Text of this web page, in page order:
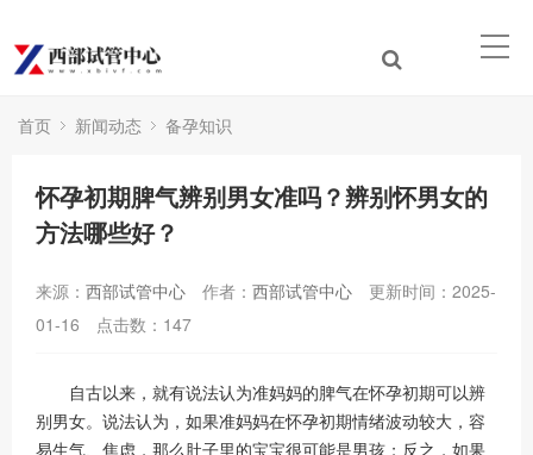
首页 新闻动态 备孕知识
怀孕初期脾气辨别男女准吗？辨别怀男女的
方法哪些好？
来源： 西部试管中心 作者： 西部试管中心
更新时间：2025-
01-16
点击数： 147
自古以来，就有说法认为准妈妈的脾气在怀孕初期可以辨
别男女。说法认为，如果准妈妈在怀孕初期情绪波动较大，容
易生气、焦虑，那么肚子里的宝宝很可能是男孩；反之，如果